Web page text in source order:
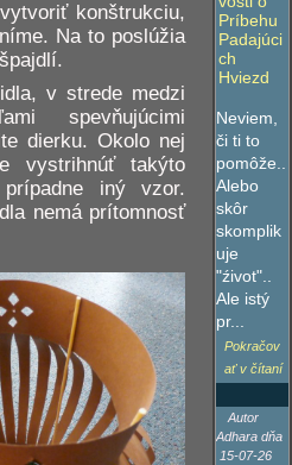
konštrukciu,
Na to poslúžia
v strede medzi
spevňujúcimi
dierku. Okolo nej
vystrihnúť takýto
prípadne iný vzor.
nemá prítomnosť
Príbehu
Padajúci
ch
Hviezd
Neviem,
či ti to
pomôže..
Alebo
skôr
skomplik
uje
"źivot"..
Ale istý
pr...
Pokračov
ať v čítaní
Autor
Adhara dňa
15-07-26